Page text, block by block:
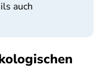
auch